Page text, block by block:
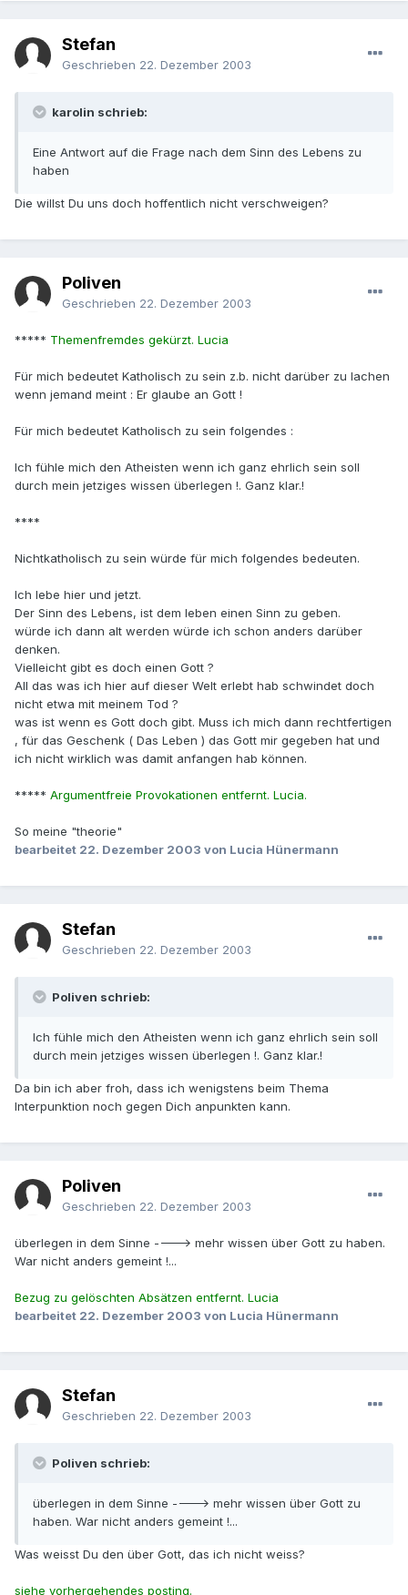
Stefan
Geschrieben 22. Dezember 2003
karolin schrieb:
Eine Antwort auf die Frage nach dem Sinn des Lebens zu
haben
Die willst Du uns doch hoffentlich nicht verschweigen?
Poliven
Geschrieben 22. Dezember 2003
***** Themenfremdes gekürzt. Lucia
Für mich bedeutet Katholisch zu sein z.b. nicht darüber zu lachen
wenn jemand meint : Er glaube an Gott !
Für mich bedeutet Katholisch zu sein folgendes :
Ich fühle mich den Atheisten wenn ich ganz ehrlich sein soll
durch mein jetziges wissen überlegen !. Ganz klar.!
****
Nichtkatholisch zu sein würde für mich folgendes bedeuten.
Ich lebe hier und jetzt.
Der Sinn des Lebens, ist dem leben einen Sinn zu geben.
würde ich dann alt werden würde ich schon anders darüber
denken.
Vielleicht gibt es doch einen Gott ?
All das was ich hier auf dieser Welt erlebt hab schwindet doch
nicht etwa mit meinem Tod ?
was ist wenn es Gott doch gibt. Muss ich mich dann rechtfertigen
, für das Geschenk ( Das Leben ) das Gott mir gegeben hat und
ich nicht wirklich was damit anfangen hab können.
***** Argumentfreie Provokationen entfernt. Lucia.
So meine "theorie"
bearbeitet 22. Dezember 2003 von Lucia Hünermann
Stefan
Geschrieben 22. Dezember 2003
Poliven schrieb:
Ich fühle mich den Atheisten wenn ich ganz ehrlich sein soll
durch mein jetziges wissen überlegen !. Ganz klar.!
Da bin ich aber froh, dass ich wenigstens beim Thema
Interpunktion noch gegen Dich anpunkten kann.
Poliven
Geschrieben 22. Dezember 2003
überlegen in dem Sinne ----> mehr wissen über Gott zu haben.
War nicht anders gemeint !...
Bezug zu gelöschten Absätzen entfernt. Lucia
bearbeitet 22. Dezember 2003 von Lucia Hünermann
Stefan
Geschrieben 22. Dezember 2003
Poliven schrieb:
überlegen in dem Sinne ----> mehr wissen über Gott zu
haben. War nicht anders gemeint !...
Was weisst Du den über Gott, das ich nicht weiss?
siehe vorhergehendes posting.